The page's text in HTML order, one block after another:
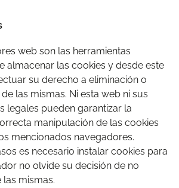
web son las herramientas
almacenar las cookies y desde este
su derecho a eliminación o
las mismas. Ni esta web ni sus
legales pueden garantizar la
manipulación de las cookies
mencionados navegadores.
es necesario instalar cookies para
no olvide su decisión de no
mismas.